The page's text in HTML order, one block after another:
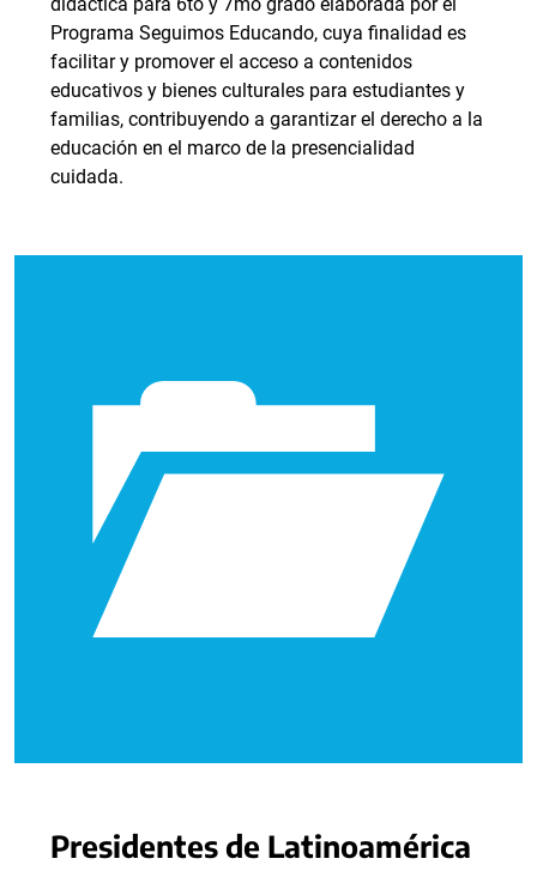
Programa Seguimos Educando, cuya finalidad es
facilitar y promover el acceso a contenidos
educativos y bienes culturales para estudiantes y
familias, contribuyendo a garantizar el derecho a la
educación en el marco de la presencialidad
cuidada.
Presidentes de Latinoamérica